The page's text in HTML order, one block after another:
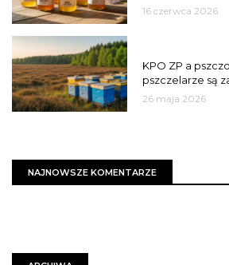
16 czerwca 2026
KPO ZP a
pszczelarze są
26 maja 2026
NAJNOWSZE KOMENTARZE